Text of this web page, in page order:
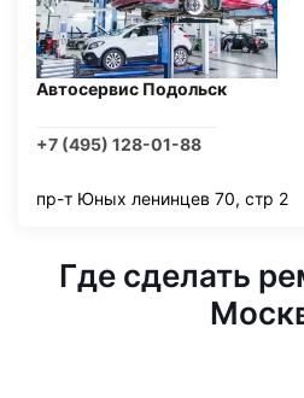
Автосервис Подольск
+7 (495) 128-01-88
пр-т Юных ленинцев 70, стр 2
Где сделать